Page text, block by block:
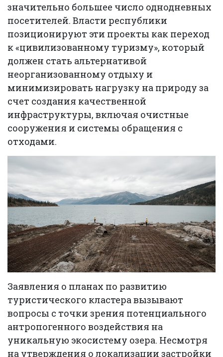
значительно большее число однодневных
посетителей. Власти республики
позиционируют эти проекты как переход
к «цивилизованному туризму», который
должен стать альтернативой
неорганизованному отдыху и
минимизировать нагрузку на природу за
счет создания качественной
инфраструктуры, включая очистные
сооружения и системы обращения с
отходами.
Заявления о планах по развитию
туристического кластера вызывают
вопросы с точки зрения потенциального
антропогенного воздействия на
уникальную экосистему озера. Несмотря
на утверждения о локализации застройки